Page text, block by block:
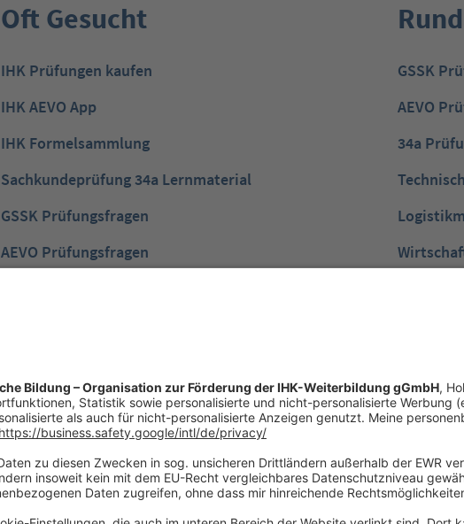
Oft Gesucht
IHK Prüfungen kaufen
IHK AEVO App
IHK Formelsammlung
Sachkundeprüfung 34a Lernmaterial
GSSK Prüfungsfragen
AEVO Prüfungsfragen
NTG Industriemeister
GSSK
AEVO
34a
Prüfung